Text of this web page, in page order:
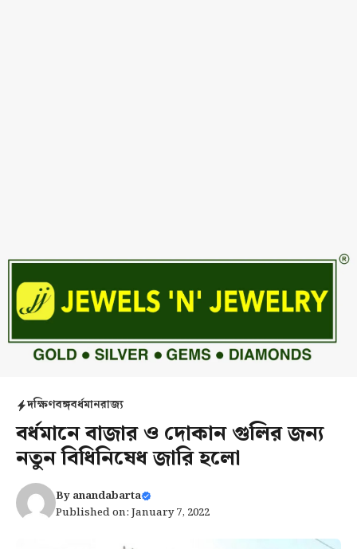
দক্ষিণবঙ্গবর্ধমানরাজ্য
বর্ধমানে বাজার ও দোকান গুলির জন্য
নতুন বিধিনিষেধ জারি হলো
Byanandabarta
Published on: January 7, 2022